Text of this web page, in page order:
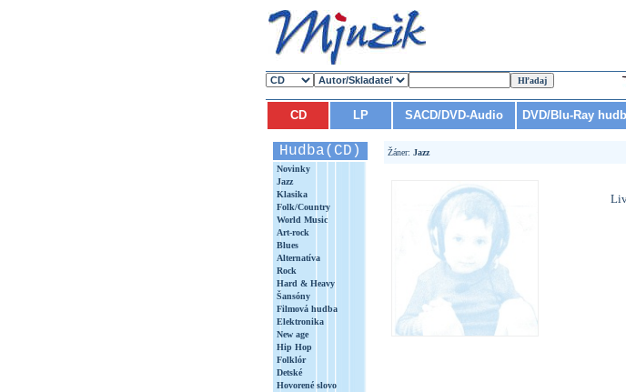
CD LP SACD/DVD-Audio DVD/Blu-Ray
Hudba(CD)
Novinky
Jazz
Klasika
Folk/Country
World Music
Art-rock
Blues
Alternatíva
Rock
Hard & Heavy
Šansóny
Filmová hudba
Elektronika
New age
Hip Hop
Folklór
Detské
Hovorené slovo
Žáner: Jazz